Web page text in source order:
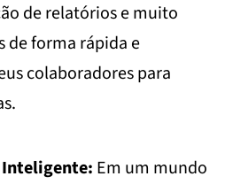
de relatórios e muito
de forma rápida e
colaboradores para
Inteligente: Em um mundo